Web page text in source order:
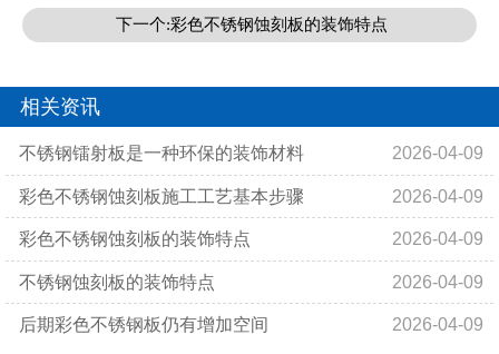
下一个:​彩色不锈钢蚀刻板的装饰特点
相关资讯
2026-04-09
​不锈钢镭射板是一种环保的装饰材料
2026-04-09
​彩色不锈钢蚀刻板施工工艺基本步骤
2026-04-09
​彩色不锈钢蚀刻板的装饰特点
2026-04-09
​不锈钢蚀刻板的装饰特点
2026-04-09
后期彩色不锈钢板仍有增加空间